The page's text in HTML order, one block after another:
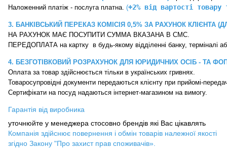
Наложенний платіж - послуга платна. (+2% від вартості
3. БАНКІВСЬКИЙ ПЕРЕКАЗ КОМІСІЯ 0,5% ЗА РАХУНОК КЛІЄНТА
НА РАХУНОК МАЄ ПОСУПИТИ СУММА ВКАЗАНА В СМС.
4. БЕЗГОТІВКОВИЙ РОЗРАХУНОК ДЛЯ ЮРИДИЧНИХ ОСІБ - ТА
Оплата за товар здійснюється тільки в українських гривнях.
Товаросупровідні документи передаються клієнту при прийомі-
Сертифікати на посуд надаються інтернет-магазином на вимогу.
Гарантія від виробника
уточнюйте у менеджера стосовно брендів які Вас цікавлять
Компанія здійснює повернення і обмін товарів належної якості
згідно Закону "Про захист прав споживачів».